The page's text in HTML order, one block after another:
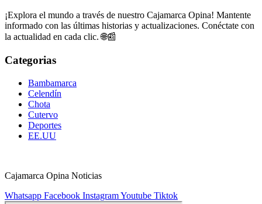
¡Explora el mundo a través de nuestro Cajamarca Opina! Mantente
informado con las últimas historias y actualizaciones. Conéctate con
la actualidad en cada clic. 🌐📰
Categorias
Bambamarca
Celendín
Chota
Cutervo
Deportes
EE.UU
Cajamarca Opina Noticias
Whatsapp Facebook InstagramYoutube Tiktok